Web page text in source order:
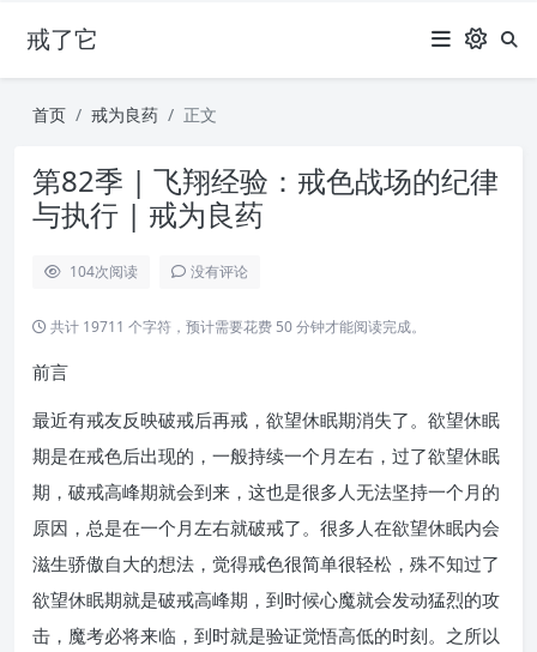
戒了它
首页 戒为良药 正文
第82季 | 飞翔经验：戒色战场的纪律
与执行 | 戒为良药
104次阅读 没有评论
共计 19711 个字符，预计需要花费 50 分钟才能阅读完成。
前言
最近有戒友反映破戒后再戒，欲望休眠期消失了。欲望休眠
期是在戒色后出现的，一般持续一个月左右，过了欲望休眠
期，破戒高峰期就会到来，这也是很多人无法坚持一个月的
原因，总是在一个月左右就破戒了。很多人在欲望休眠内会
滋生骄傲自大的想法，觉得戒色很简单很轻松，殊不知过了
欲望休眠期就是破戒高峰期，到时候心魔就会发动猛烈的攻
击，魔考必将来临，到时就是验证觉悟高低的时刻。之所以